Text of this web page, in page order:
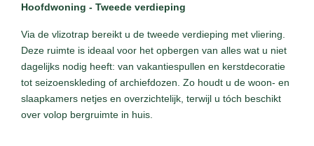
Hoofdwoning - Tweede verdieping
Via de vlizotrap bereikt u de tweede verdieping met vliering.
Deze ruimte is ideaal voor het opbergen van alles wat u niet
dagelijks nodig heeft: van vakantiespullen en kerstdecoratie
tot seizoenskleding of archiefdozen. Zo houdt u de woon- en
slaapkamers netjes en overzichtelijk, terwijl u tóch beschikt
over volop bergruimte in huis.